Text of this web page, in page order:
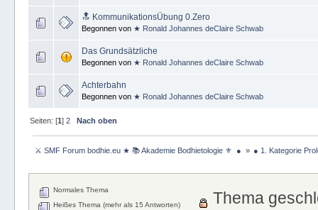
🔝 KommunikationsÜbung 0.Zero
Begonnen von ★ Ronald Johannes deClaire Schwab
Das Grundsätzliche
Begonnen von ★ Ronald Johannes deClaire Schwab
Achterbahn
Begonnen von ★ Ronald Johannes deClaire Schwab
Seiten: [1] 2 Nach oben
⚔ SMF Forum bodhie.eu ★ 📚 Akademie Bodhietologie ⚜  ● » ● 1. Kategorie
Normales Thema
Heißes Thema (mehr als 15 Antworten)
Thema